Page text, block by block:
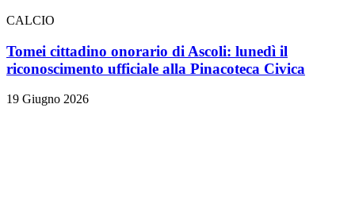
CALCIO
Tomei cittadino onorario di Ascoli: lunedì il
riconoscimento ufficiale alla Pinacoteca Civica
19 Giugno 2026